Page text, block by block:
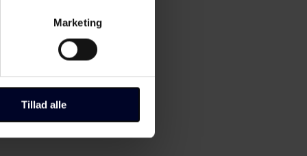
"Administrer samtykke" i
hvordan du kan kontakte
Marketing
Tillad alle